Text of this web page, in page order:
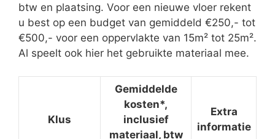
btw en plaatsing. Voor een nieuwe vloer rekent
u best op een budget van gemiddeld €250,- tot
€500,- voor een oppervlakte van 15m² tot 25m².
Al speelt ook hier het gebruikte materiaal mee.
Klus
Gemiddelde
kosten*,
inclusief
materiaal, btw
Extra
informatie